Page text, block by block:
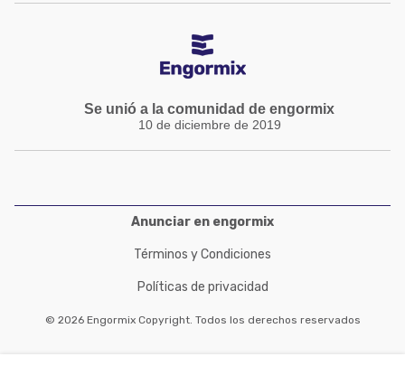
Se unió a la comunidad de engormix
10 de diciembre de 2019
Anunciar en engormix
Términos y Condiciones
Políticas de privacidad
© 2026 Engormix Copyright. Todos los derechos reservados